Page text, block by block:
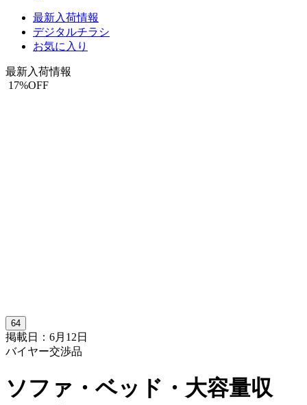
最新入荷情報
デジタルチラシ
お気に入り
最新入荷情報
17%OFF
64
掲載日：6月12日
バイヤー交渉品
ソファ・ベッド・大容量収